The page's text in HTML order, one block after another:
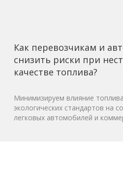
Как перевозчикам и
снизить риски при
качестве топлива?
Минимизируем влияние
экологических стандартов на
легковых автомобилей и